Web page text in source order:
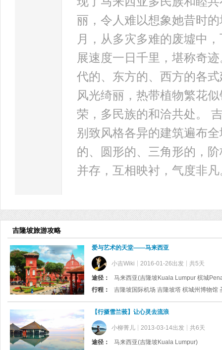
丽，令人难以想象她昔时
月，从多灾多难的废墟中
展速度一日千里，堪称奇
代的、东方的、西方的各
风光绮丽，热带植物繁花
荣，多民族的和洽共处。
别致风格各异的建筑遍布
的、圆形的、三角形的，
并存，互相映衬，气度非
吉隆坡旅游攻略
爱与艺术的天堂——马来西亚
小吉Wiki 2016-01-26出发 共5天
途径：
马来西亚(吉隆坡Kuala Lumpur 槟城
行程：
【行摄雪兰莪】让心灵去流浪
小柳菁儿 2013-03-14出发 共6天
途径：
马来西亚(吉隆坡Kuala Lumpur)